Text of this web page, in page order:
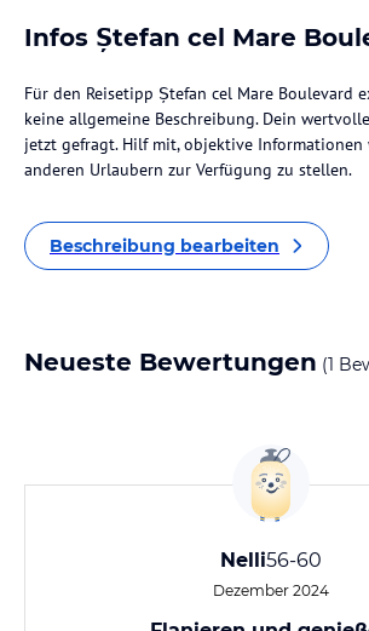
Infos Ștefan cel Mare
Für den Reisetipp Ștefan cel Mare Boulevard
keine allgemeine Beschreibung. Dein
jetzt gefragt. Hilf mit, objektive Informationen
anderen Urlaubern zur Verfügung zu stellen.
Beschreibung bearbeiten
Neueste Bewertungen (1
Nelli56-60
Dezember 2024